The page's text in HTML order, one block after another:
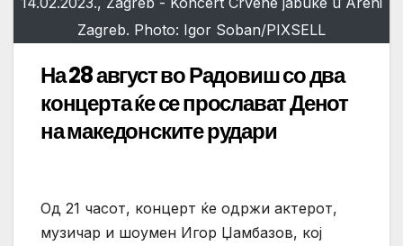
Zagreb. Photo: Igor Soban/PIXSELL
На 28 август во Радовиш со два
концерта ќе се прослават Денот
на македонските рудари
Од 21 часот, концерт ќе одржи актерот,
музичар и шоумен Игор Џамбазов, кој